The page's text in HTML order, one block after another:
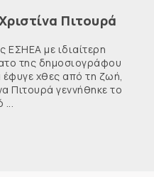
Πιτουρά
ΕΣΗΕΑ με ιδιαίτερη
της δημοσιογράφου
έφυγε χθες από τη ζωή,
Πιτουρά γεννήθηκε το
...